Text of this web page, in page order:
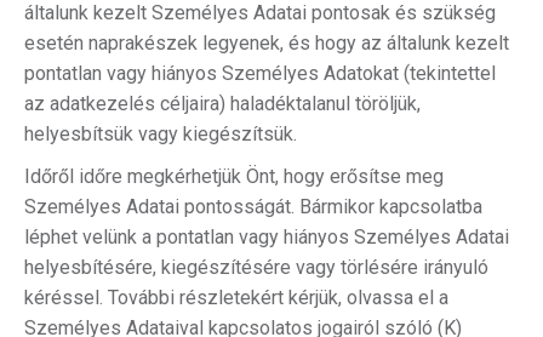
általunk kezelt Személyes Adatai pontosak és szükség
esetén naprakészek legyenek, és hogy az általunk kezelt
pontatlan vagy hiányos Személyes Adatokat (tekintettel
az adatkezelés céljaira) haladéktalanul töröljük,
helyesbítsük vagy kiegészítsük.
Időről időre megkérhetjük Önt, hogy erősítse meg
Személyes Adatai pontosságát. Bármikor kapcsolatba
léphet velünk a pontatlan vagy hiányos Személyes Adatai
helyesbítésére, kiegészítésére vagy törlésére irányuló
kéréssel. További részletekért kérjük, olvassa el a
Személyes Adataival kapcsolatos jogairól szóló (K)